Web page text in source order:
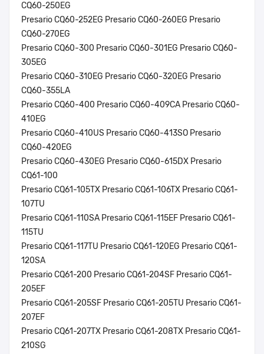
CQ60-250EG
Presario CQ60-252EG Presario CQ60-260EG Presario
CQ60-270EG
Presario CQ60-300 Presario CQ60-301EG Presario CQ60-
305EG
Presario CQ60-310EG Presario CQ60-320EG Presario
CQ60-355LA
Presario CQ60-400 Presario CQ60-409CA Presario CQ60-
410EG
Presario CQ60-410US Presario CQ60-413SO Presario
CQ60-420EG
Presario CQ60-430EG Presario CQ60-615DX Presario
CQ61-100
Presario CQ61-105TX Presario CQ61-106TX Presario CQ61-
107TU
Presario CQ61-110SA Presario CQ61-115EF Presario CQ61-
115TU
Presario CQ61-117TU Presario CQ61-120EG Presario CQ61-
120SA
Presario CQ61-200 Presario CQ61-204SF Presario CQ61-
205EF
Presario CQ61-205SF Presario CQ61-205TU Presario CQ61-
207EF
Presario CQ61-207TX Presario CQ61-208TX Presario CQ61-
210SG